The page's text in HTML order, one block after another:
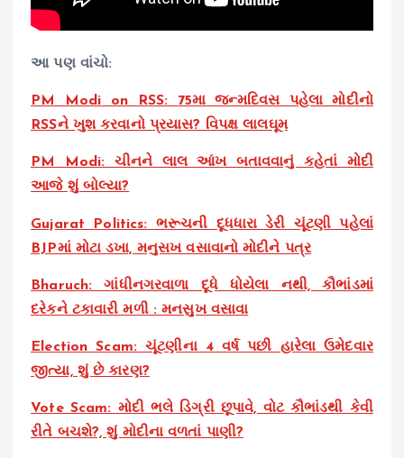
આ પણ વાંચો:
PM Modi on RSS: 75મા જન્મદિવસ પહેલા મોદીનો
RSSને ખુશ કરવાનો પ્રયાસ? વિપક્ષ લાલઘૂમ
PM Modi: ચીનને લાલ આંખ બતાવવાનું કહેતાં મોદી
આજે શું બોલ્યા?
Gujarat Politics: ભરૂચની દૂધધારા ડેરી ચૂંટણી પહેલાં
BJPમાં મોટા ડખા, મનુસખ વસાવાનો મોદીને પત્ર
Bharuch: ગાંધીનગરવાળા દૂધે ધોયેલા નથી, કૌભાંડમાં
દરેકને ટકાવારી મળી : મનસુખ વસાવા
Election Scam: ચૂંટણીના 4 વર્ષ પછી હારેલા ઉમેદવાર
જીત્યા, શું છે કારણ?
Vote Scam: મોદી ભલે ડિગ્રી છૂપાવે, વોટ કૌભાંડથી કેવી
રીતે બચશે?, શું મોદીના વળતાં પાણી?